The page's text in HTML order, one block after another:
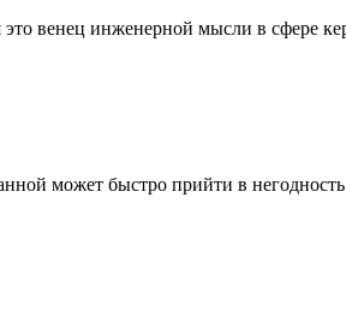
венец инженерной мысли в сфере
может быстро прийти в негодность